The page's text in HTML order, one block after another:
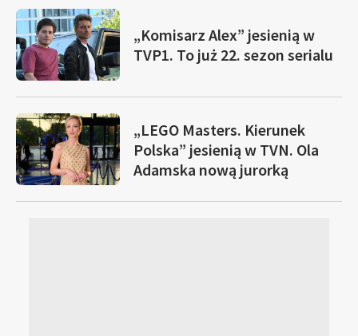
„Komisarz Alex” jesienią w
TVP1. To już 22. sezon serialu
„LEGO Masters. Kierunek
Polska” jesienią w TVN. Ola
Adamska nową jurorką